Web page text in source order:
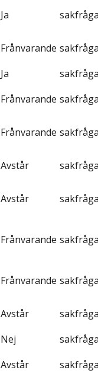
Ja
Frånvarande
Ja
Frånvarande
Frånvarande
Avstår
Avstår
Frånvarande
Frånvarande
Avstår
Nej
Avstår